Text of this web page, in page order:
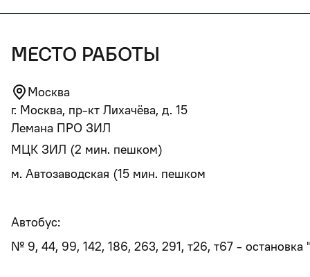
место работы
Москва
г. Москва, пр-кт Лихачёва, д. 15
Лемана ПРО ЗИЛ
МЦК ЗИЛ (2 мин. пешком)
м. Автозаводская (15 мин. пешком
Автобус:
№ 9, 44, 99, 142, 186, 263, 291, т26, т67 - остановка